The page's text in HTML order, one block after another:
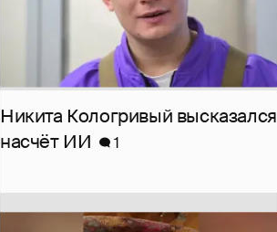
Никита Кологривый высказался
насчёт ИИ
1